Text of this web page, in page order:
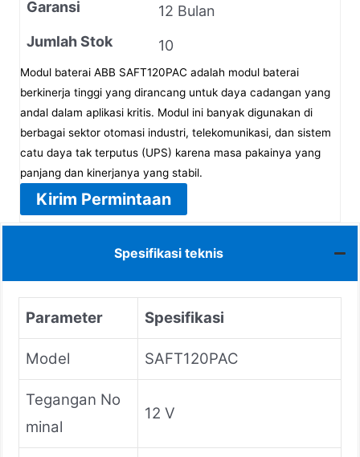
Garansi
12 Bulan
Jumlah Stok
10
Modul baterai ABB SAFT120PAC adalah modul baterai
berkinerja tinggi yang dirancang untuk daya cadangan yang
andal dalam aplikasi kritis. Modul ini banyak digunakan di
berbagai sektor otomasi industri, telekomunikasi, dan sistem
catu daya tak terputus (UPS) karena masa pakainya yang
panjang dan kinerjanya yang stabil.
Kirim Permintaan
Spesifikasi teknis
Parameter Spesifikasi
Model SAFT120PAC
Tegangan No
minal
12 V